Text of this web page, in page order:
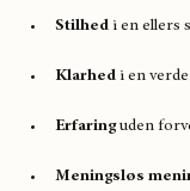
Stilhed i en ellers
Klarhed i en
Erfaring uden
Meningsløs